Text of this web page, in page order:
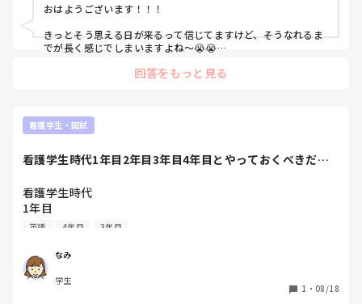
おはようございます！！！
きっとそう思える日が来るって信じてますけど、そうなれるま
でが長く感じでしまいますよね〜😭😭
だってなれないことをやらなきゃいけないですし、それを先輩
人それぞれかもしれませんが、私は少なくともそう思った一人
ですから、ストレス発散しながらお仕事続けてみてください☺️
回答をもっと見る
看護学生・国試
看護学生時代1年目2年目3年目4年目とやっておくべきだっ
看護学生時代
1年目
2年目
4年目
とやっておくべきだった！ということはありますか？？
英語 4年目 3年目
なみ
学生
1 ・ 08/18